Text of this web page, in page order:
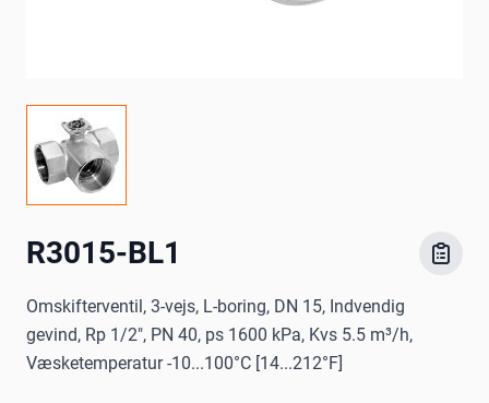
R3015-BL1
Omskifterventil, 3-vejs, L-boring, DN 15, Indvendig
gevind, Rp 1/2", PN 40, ps 1600 kPa, Kvs 5.5 m³/h,
Væsketemperatur -10...100°C [14...212°F]